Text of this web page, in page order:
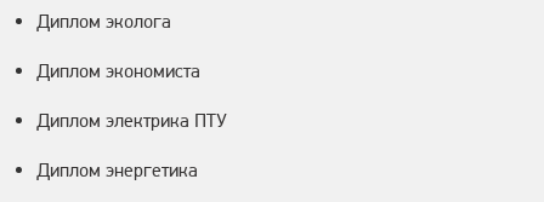
Диплом эколога
Диплом экономиста
Диплом электрика ПТУ
Диплом энергетика